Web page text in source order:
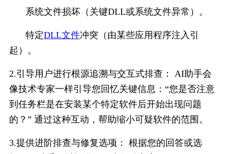
系统文件损坏（关键DLL或系统文件异常）。
特定DLL文件冲突（由某些应用程序注入引
起）。
2.引导用户进行根源追溯与交互式排查： AI助手会
像技术专家一样引导您回忆关键信息：“您是否注意
到任务栏是在安装某个特定软件后开始出现问题
的？” 通过这种互动，帮助缩小可疑软件的范围。
3.提供进阶排查与修复选项： 根据您的回答或选